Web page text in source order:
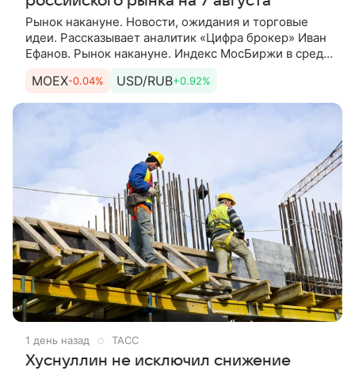
Рынок накануне. Новости, ожидания и торговые
идеи. Рассказывает аналитик «Цифра брокер» Иван
Ефанов. Рынок накануне. Индекс МосБиржи в среду
0,69%,
MOEX-0.04% USD/RUB+0.92%
1 день назад ТАСС
Хуснуллин не исключил снижение